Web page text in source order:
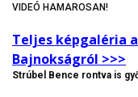
VIDEÓ HAMAROSAN!
Teljes képgaléria
Bajnokságról >>>
Strúbel Bence rontva is